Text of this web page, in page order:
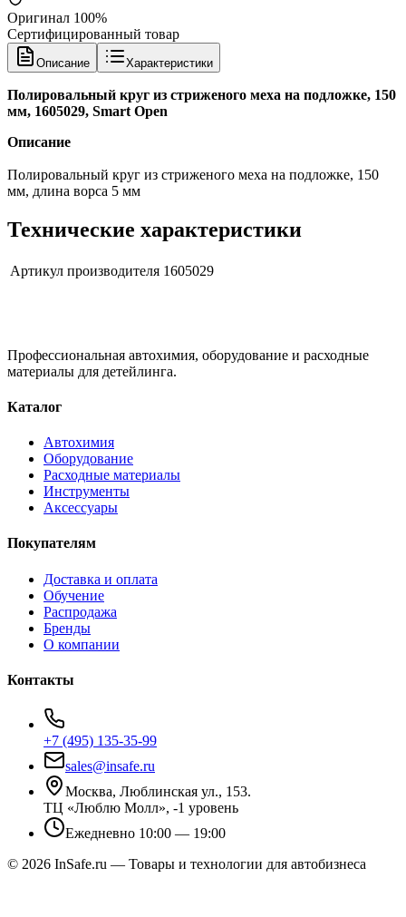
Оригинал 100%
Сертифицированный товар
Описание Характеристики
Полировальный круг из стриженого меха на подложке, 150
мм, 1605029, Smart Open
Описание
Полировальный круг из стриженого меха на подложке, 150
мм, длина ворса 5 мм
Технические характеристики
Артикул производителя 1605029
Профессиональная автохимия, оборудование и расходные
материалы для детейлинга.
Каталог
Автохимия
Оборудование
Расходные материалы
Инструменты
Аксессуары
Покупателям
Доставка и оплата
Обучение
Распродажа
Бренды
О компании
Контакты
+7 (495) 135-35-99
sales@insafe.ru
Москва, Люблинская ул., 153.
ТЦ «Люблю Молл», -1 уровень
Ежедневно 10:00 — 19:00
© 2026 InSafe.ru — Товары и технологии для автобизнеса